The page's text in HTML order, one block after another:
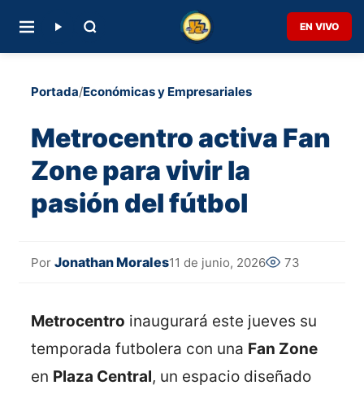
EN VIVO
Portada/Económicas y Empresariales
Metrocentro activa Fan
Zone para vivir la
pasión del fútbol
Por Jonathan Morales11 de junio, 2026 73
Metrocentro inaugurará este jueves su
temporada futbolera con una Fan Zone
en Plaza Central, un espacio diseñado